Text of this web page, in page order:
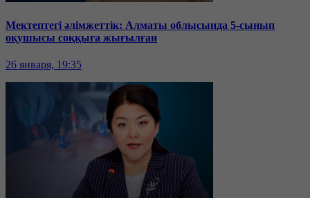
Мектептегі әлімжеттік: Алматы облысында 5-сынып
оқушысы соққыға жығылған
26 января, 19:35